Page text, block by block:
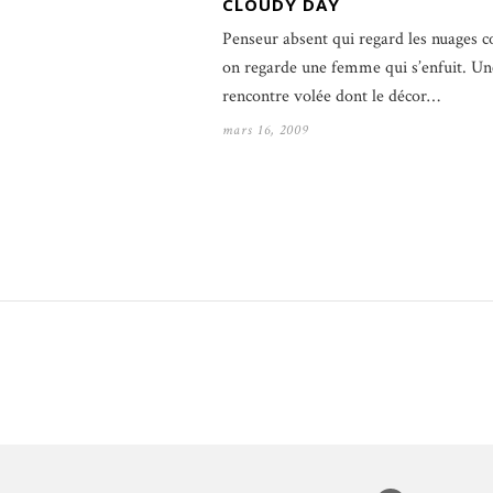
CLOUDY DAY
Penseur absent qui regard les nuages
on regarde une femme qui s’enfuit.
rencontre volée dont le décor…
mars 16, 2009